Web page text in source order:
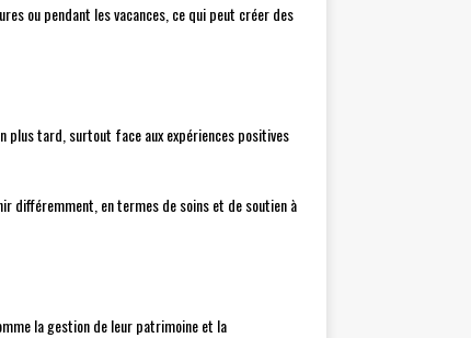
ou pendant les vacances, ce qui peut créer des
plus tard, surtout face aux expériences positives
différemment, en termes de soins et de soutien à
la gestion de leur patrimoine et la